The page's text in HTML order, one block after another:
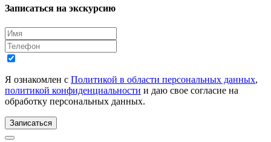
Записаться на экскурсию
Я ознакомлен с Политикой в области персональных данных,
политикой конфиденциальности и даю свое согласие на
обработку персональных данных.
Записаться